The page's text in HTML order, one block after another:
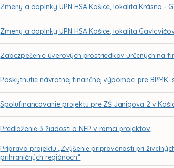
Zmeny a doplnky UPN HSA Košice, lokalita Krásna -
Zmeny a doplnky UPN HSA Košice, lokalita
Zabezpečenie úverových prostriedkov určených na
Poskytnutie návratnej finančnej výpomoci pre BPMK,
Spolufinancovanie projektu pre ZŠ Janigova 2 v
Predloženie 3 žiadostí o NFP v rámci projektov
Príprava projektu „Zvýšenie pripravenosti pri
prihraničných regiónoch“